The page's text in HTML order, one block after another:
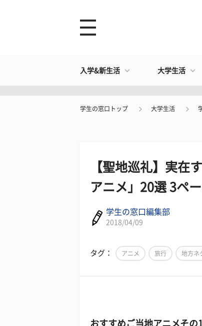
入学&新生活 大学生活
学生の窓口トップ 大学生活
【聖地巡礼】実在
アニメ」20選 3ペー
学生の窓口編集部
2018/04/09
タグ： アニメ 旅行 地方ネ
おすすめご当地アニメその